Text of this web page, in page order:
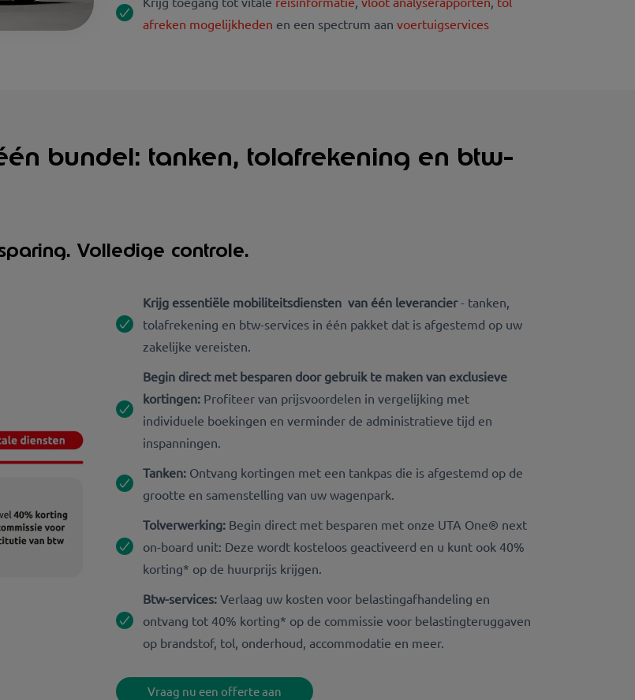
afreken mogelijkheden en een spectrum aan voertuigservices
bundel: tanken, tolafrekening en btw-
Volledige controle.
Krijg essentiële mobiliteitsdiensten van één leverancier- tanken,
tolafrekening en btw-services in één pakket dat is afgestemd op uw
zakelijke vereisten.
Begin direct met besparen door gebruik te maken van exclusieve
kortingen:Profiteer van prijsvoordelen in vergelijking met
individuele boekingen en verminder de administratieve tijd en
inspanningen.
Tanken:Ontvang kortingen met een tankpas die is afgestemd op de
grootte en samenstelling van uw wagenpark.
Tolverwerking:Begin direct met besparen met onze UTA One® next
on-board unit: Deze wordt kosteloos geactiveerd en u kunt ook 40%
korting* op de huurprijs krijgen.
Btw-services:Verlaag uw kosten voor belastingafhandeling en
ontvang tot 40% korting* op de commissie voor belastingteruggaven
op brandstof, tol, onderhoud, accommodatie en meer.
Vraag nu een offerte aan